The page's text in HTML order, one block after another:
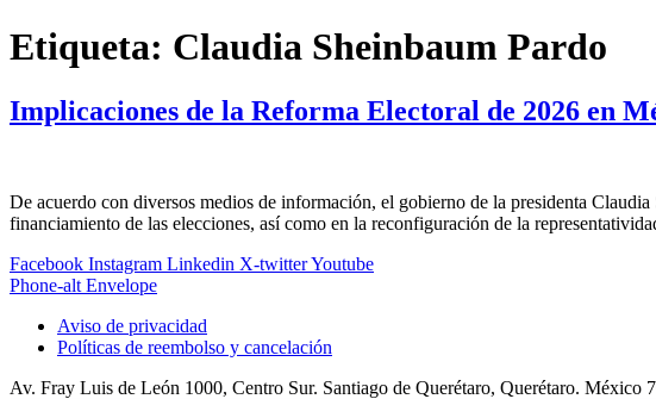
Etiqueta: Claudia Sheinbaum Pardo
Implicaciones de la Reforma Electoral de 2026 en
De acuerdo con diversos medios de información, el gobierno de la presidenta
financiamiento de las elecciones, así como en la reconfiguración de la
Facebook Instagram Linkedin X-twitterYoutube
Phone-alt Envelope
Aviso de privacidad
Políticas de reembolso y cancelación
Av. Fray Luis de León 1000, Centro Sur. Santiago de Querétaro, Querétaro. México